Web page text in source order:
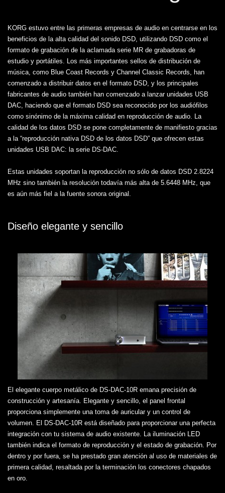
KORG estuvo entre las primeras empresas de audio en centrarse en los
beneficios de la alta calidad del sonido DSD, utilizando DSD como el
formato de grabación de la aclamada serie MR de grabadoras de
estudio y portátiles. Los más importantes sellos de distribución de
música, como Blue Coast Records y Channel Classic Records, han
comenzado a distribuir datos en el formato DSD, y los principales
fabricantes de audio también han comenzado a lanzar unidades USB
DAC, haciendo que el formato DSD sea reconocido por los audiófilos
como sinónimo de la máxima calidad en reproducción de audio. La
calidad de los datos DSD se pone completamente de manifiesto gracias
a la “reproducción nativa DSD de los datos DSD” que ofrecen estas
unidades USB DAC: la serie DS-DAC.
Estas unidades soportan la reproducción no sólo de datos DSD 2.8224
MHz sino también la resolución todavía más alta de 5.6448 MHz, que
es aún más fiel a la fuente sonora original.
Diseño elegante y sencillo
El elegante cuerpo metálico de DS-DAC-10R emana precisión de
construcción y artesanía. Elegante y sencillo, el panel frontal
proporciona simplemente una toma de auricular y un control de
volumen. El DS-DAC-10R está diseñado para proporcionar una perfecta
integración con tu sistema de audio existente. La iluminación LED
también indica el formato de reproducción y el estado de grabación. Por
dentro y por fuera, se ha prestado gran atención al uso de materiales de
primera calidad, resaltada por la terminación los conectores chapados
en oro.